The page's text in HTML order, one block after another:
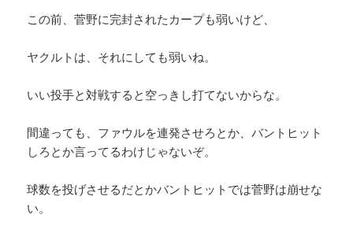
この前、菅野に完封されたカープも弱いけど、
ヤクルトは、それにしても弱いね。
いい投手と対戦すると空っきし打てないからな。
間違っても、ファウルを連発させろとか、バントヒット
しろとか言ってるわけじゃないぞ。
球数を投げさせるだとかバントヒットでは菅野は崩せな
い。